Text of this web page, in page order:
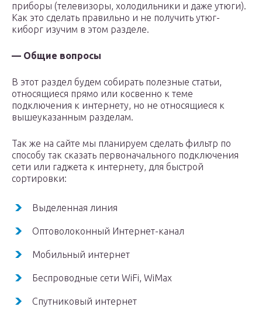
приборы (телевизоры, холодильники и даже утюги).
Как это сделать правильно и не получить утюг-
киборг изучим в этом разделе.
— Общие вопросы
В этот раздел будем собирать полезные статьи,
относящиеся прямо или косвенно к теме
подключения к интернету, но не относящиеся к
вышеуказанным разделам.
Так же на сайте мы планируем сделать фильтр по
способу так сказать первоначального подключения
сети или гаджета к интернету, для быстрой
сортировки:
Выделенная линия
Оптоволоконный Интернет-канал
Мобильный интернет
Беспроводные сети WiFi, WiMax
Спутниковый интернет